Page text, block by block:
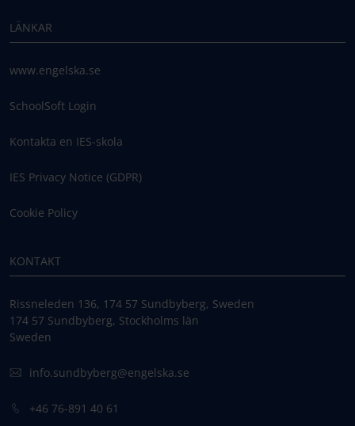
LÄNKAR
www.engelska.se
SchoolSoft Login
Kontakta en IES-skola
IES Privacy Notice (GDPR)
Cookie Policy
KONTAKT
Rissneleden 136, 174 57 Sundbyberg, Sweden
174 57 Sundbyberg, Stockholms län
Sweden
info.sundbyberg@engelska.se
+46 76-891 40 61